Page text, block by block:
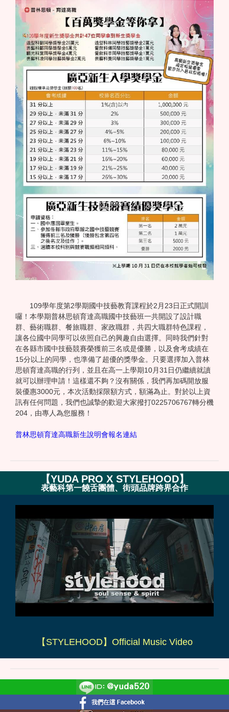
109學年度第2學期國中技藝教育課程於2月23日正式開訓
囉！本學期普林思頓育達高職國中技藝班一共開設了設計職
群、藝術職群、餐旅職群、家政職群，共四大職群特色課程，
讓各位國中同學可以依照自己的興趣自由選擇。同時我們針對
在各縣市國中技藝競賽榮獲前三名或是優勝，以及會考成績在
15分以上的同學，也準備了超優的獎學金。只要選擇加入普林
思頓育達高職的行列，並且在高一上學期10月31日仍繼續就讀
就可以辦理申請！這樣還不夠？沒有關係，我們再加碼開放服
裝優惠3000元，本次活動採限額方式，額滿為止。對於以上資
訊有任何問題，我們也誠摯的歡迎大家撥打0225706767轉分機
204，由專人為您服務！
普林思頓育達高職新生說明會報名連結
【YUDA PRO X STYLEHOOD】
表藝科第一饒舌團體、街頭品牌跨界合作
【STYLEHOOD】Official Music Video